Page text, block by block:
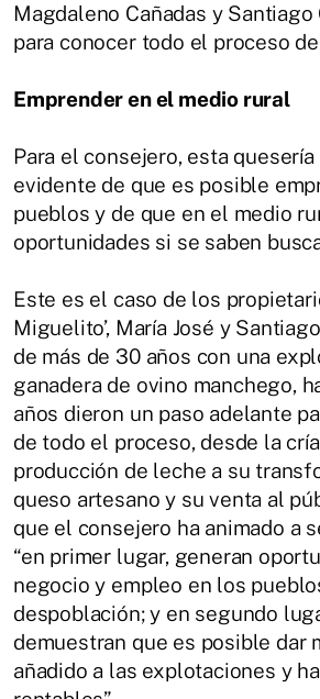
Magdaleno Cañadas y Santiago
para conocer todo el proceso
Emprender en el medio rural
Para el consejero, esta
evidente de que es posible
pueblos y de que en el medio
oportunidades si se saben
Este es el caso de los
Miguelito’, María José y
de más de 30 años con una
ganadera de ovino manchego,
años dieron un paso adelante
de todo el proceso, desde la
producción de leche a su
queso artesano y su venta al
que el consejero ha animado a
“en primer lugar, generan
negocio y empleo en los
despoblación; y en segundo
demuestran que es posible dar
añadido a las explotaciones y